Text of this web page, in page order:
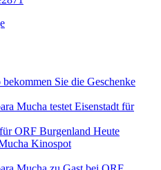
Sie die Geschenke
ORF Burgenland Heute